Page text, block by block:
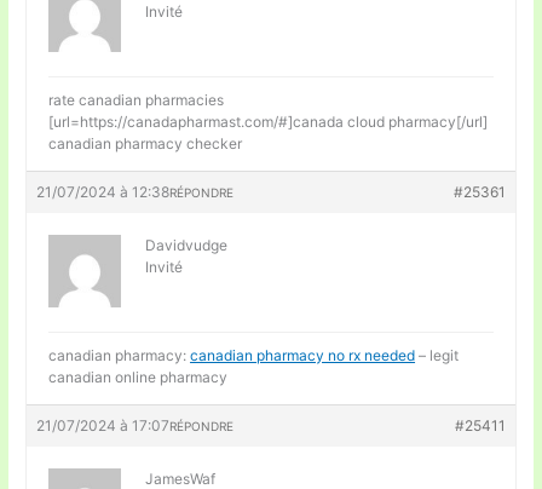
Invité
rate canadian pharmacies
[url=https://canadapharmast.com/#]canada cloud pharmacy[/url]
canadian pharmacy checker
21/07/2024 à 12:38 #25361
RÉPONDRE
Davidvudge
Invité
canadian pharmacy:canadian pharmacy no rx needed – legit
canadian online pharmacy
21/07/2024 à 17:07 #25411
RÉPONDRE
JamesWaf